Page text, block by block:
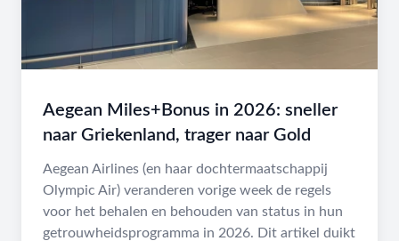
Aegean Miles+Bonus in 2026: sneller
naar Griekenland, trager naar Gold
Aegean Airlines (en haar dochtermaatschappij
Olympic Air) veranderen vorige week de regels
voor het behalen en behouden van status in hun
getrouwheidsprogramma in 2026. Dit artikel duikt